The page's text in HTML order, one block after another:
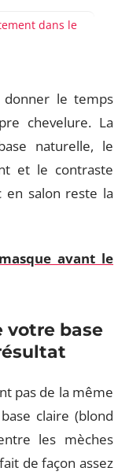
dans le
donner le temps
chevelure. La
naturelle, le
et le contraste
en salon reste la
avant le
votre base
pas de la même
claire (blond
les mèches
de façon assez